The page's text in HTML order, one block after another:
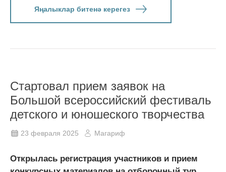
Яңалыклар битенә керегез
Стартовал прием заявок на
Большой всероссийский фестиваль
детского и юношеского творчества
23 февраля 2025 Магариф
Открылась регистрация участников и прием